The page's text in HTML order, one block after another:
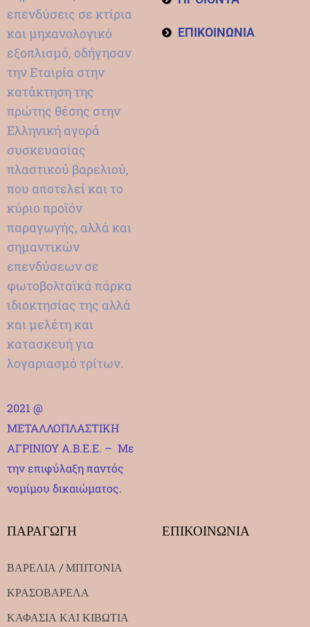
επενδύσεις σε κτίρια
και μηχανολογικό
εξοπλισμό, οδήγησαν
την Εταιρία στην
κατάκτηση της
πρώτης θέσης στην
Ελληνική αγορά
συσκευασίας
πλαστικού βαρελιού,
που αποτελεί και το
κύριο προϊόν
παραγωγής, αλλά και
σημαντικών
επενδύσεων σε
φωτοβολταϊκά πάρκα
ιδιοκτησίας της αλλά
και μελέτη και
κατασκευή για
λογαριασμό τρίτων.
2021 @
ΜΕΤΑΛΛΟΠΛΑΣΤΙΚΗ
ΑΓΡΙΝΙΟΥ Α.Β.Ε.Ε. – Με
την επιφύλαξη παντός
νομίμου δικαιώματος.
ΕΠΙΚΟΙΝΩΝΙΑ
ΠΑΡΑΓΩΓΗ
ΒΑΡΕΛΙΑ / ΜΠΙΤΟΝΙΑ
ΚΡΑΣΟΒΑΡΕΛΑ
ΚΑΦΑΣΙΑ ΚΑΙ ΚΙΒΩΤΙΑ
ΕΠΙΚΟΙΝΩΝΙΑ